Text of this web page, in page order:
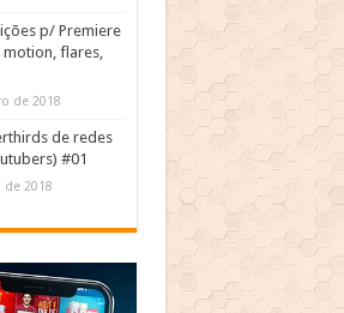
p/ Premiere
flares,
de 2018
de redes
#01
de 2018